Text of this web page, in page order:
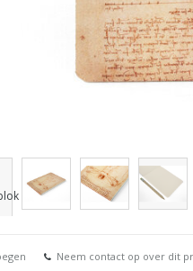
Neem contact op over dit